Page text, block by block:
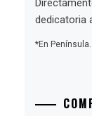
dedicatoria
*En Península.